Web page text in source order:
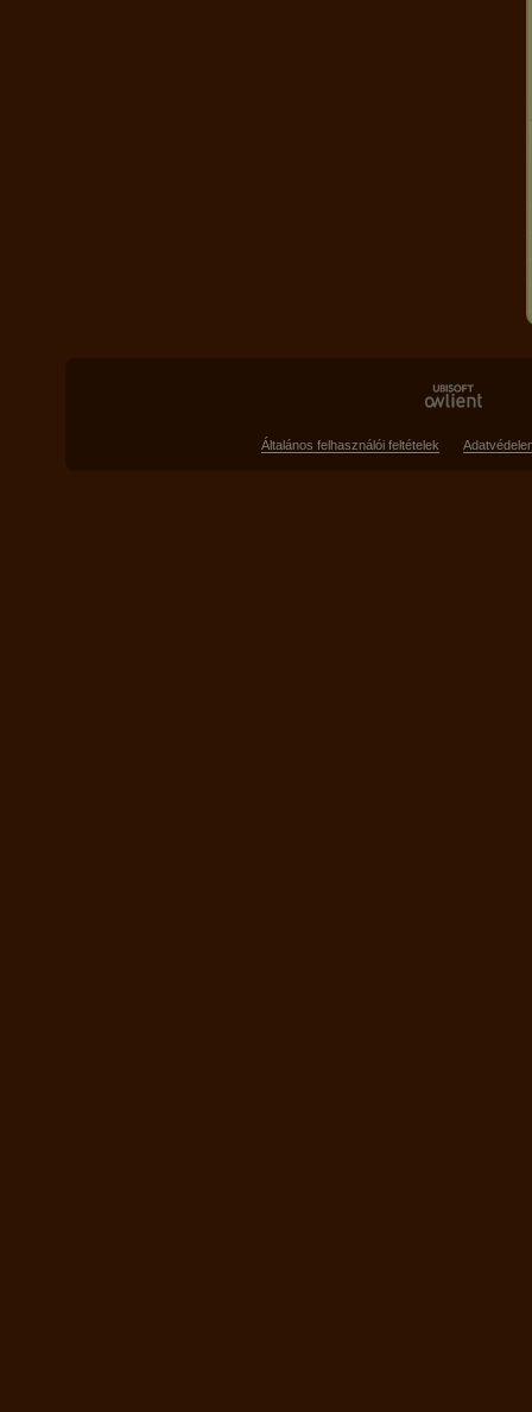
Általános felhasználói feltételek